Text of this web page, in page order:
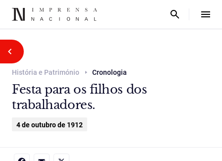
História e Património Cronologia
Festa para os filhos dos
trabalhadores.
4 de outubro de 1912